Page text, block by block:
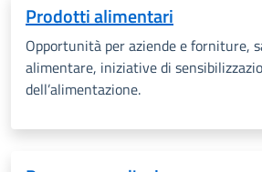
Prodotti alimentari
Opportunità per aziende e forniture,
alimentare, iniziative di
dell’alimentazione.